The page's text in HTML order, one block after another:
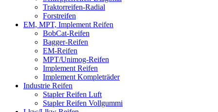
Traktorreifen-Radial
Forstreifen
EM, MPT, Implement Reifen
BobCat-Reifen
Bagger-Reifen
EM-Reifen
MPT/Unimog-Reifen
Implement Reifen
Implement Kompleträder
Industrie Reifen
Stapler Reifen Luft
Stapler Reifen Vollgummi